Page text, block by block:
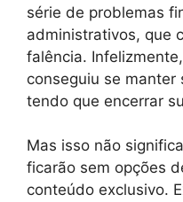
série de problemas
administrativos, que
falência.
conseguiu se
tendo que encerrar
Mas isso não
ficarão sem opções
conteúdo exclusivo.